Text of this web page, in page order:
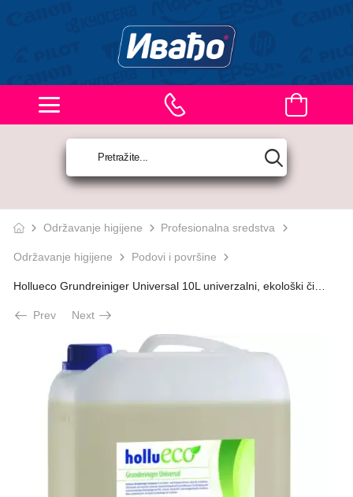
Održavanje higijene Profesionalna sredstva
Održavanje higijene Podovi i površine
Prev Next